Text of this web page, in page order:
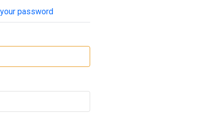
password